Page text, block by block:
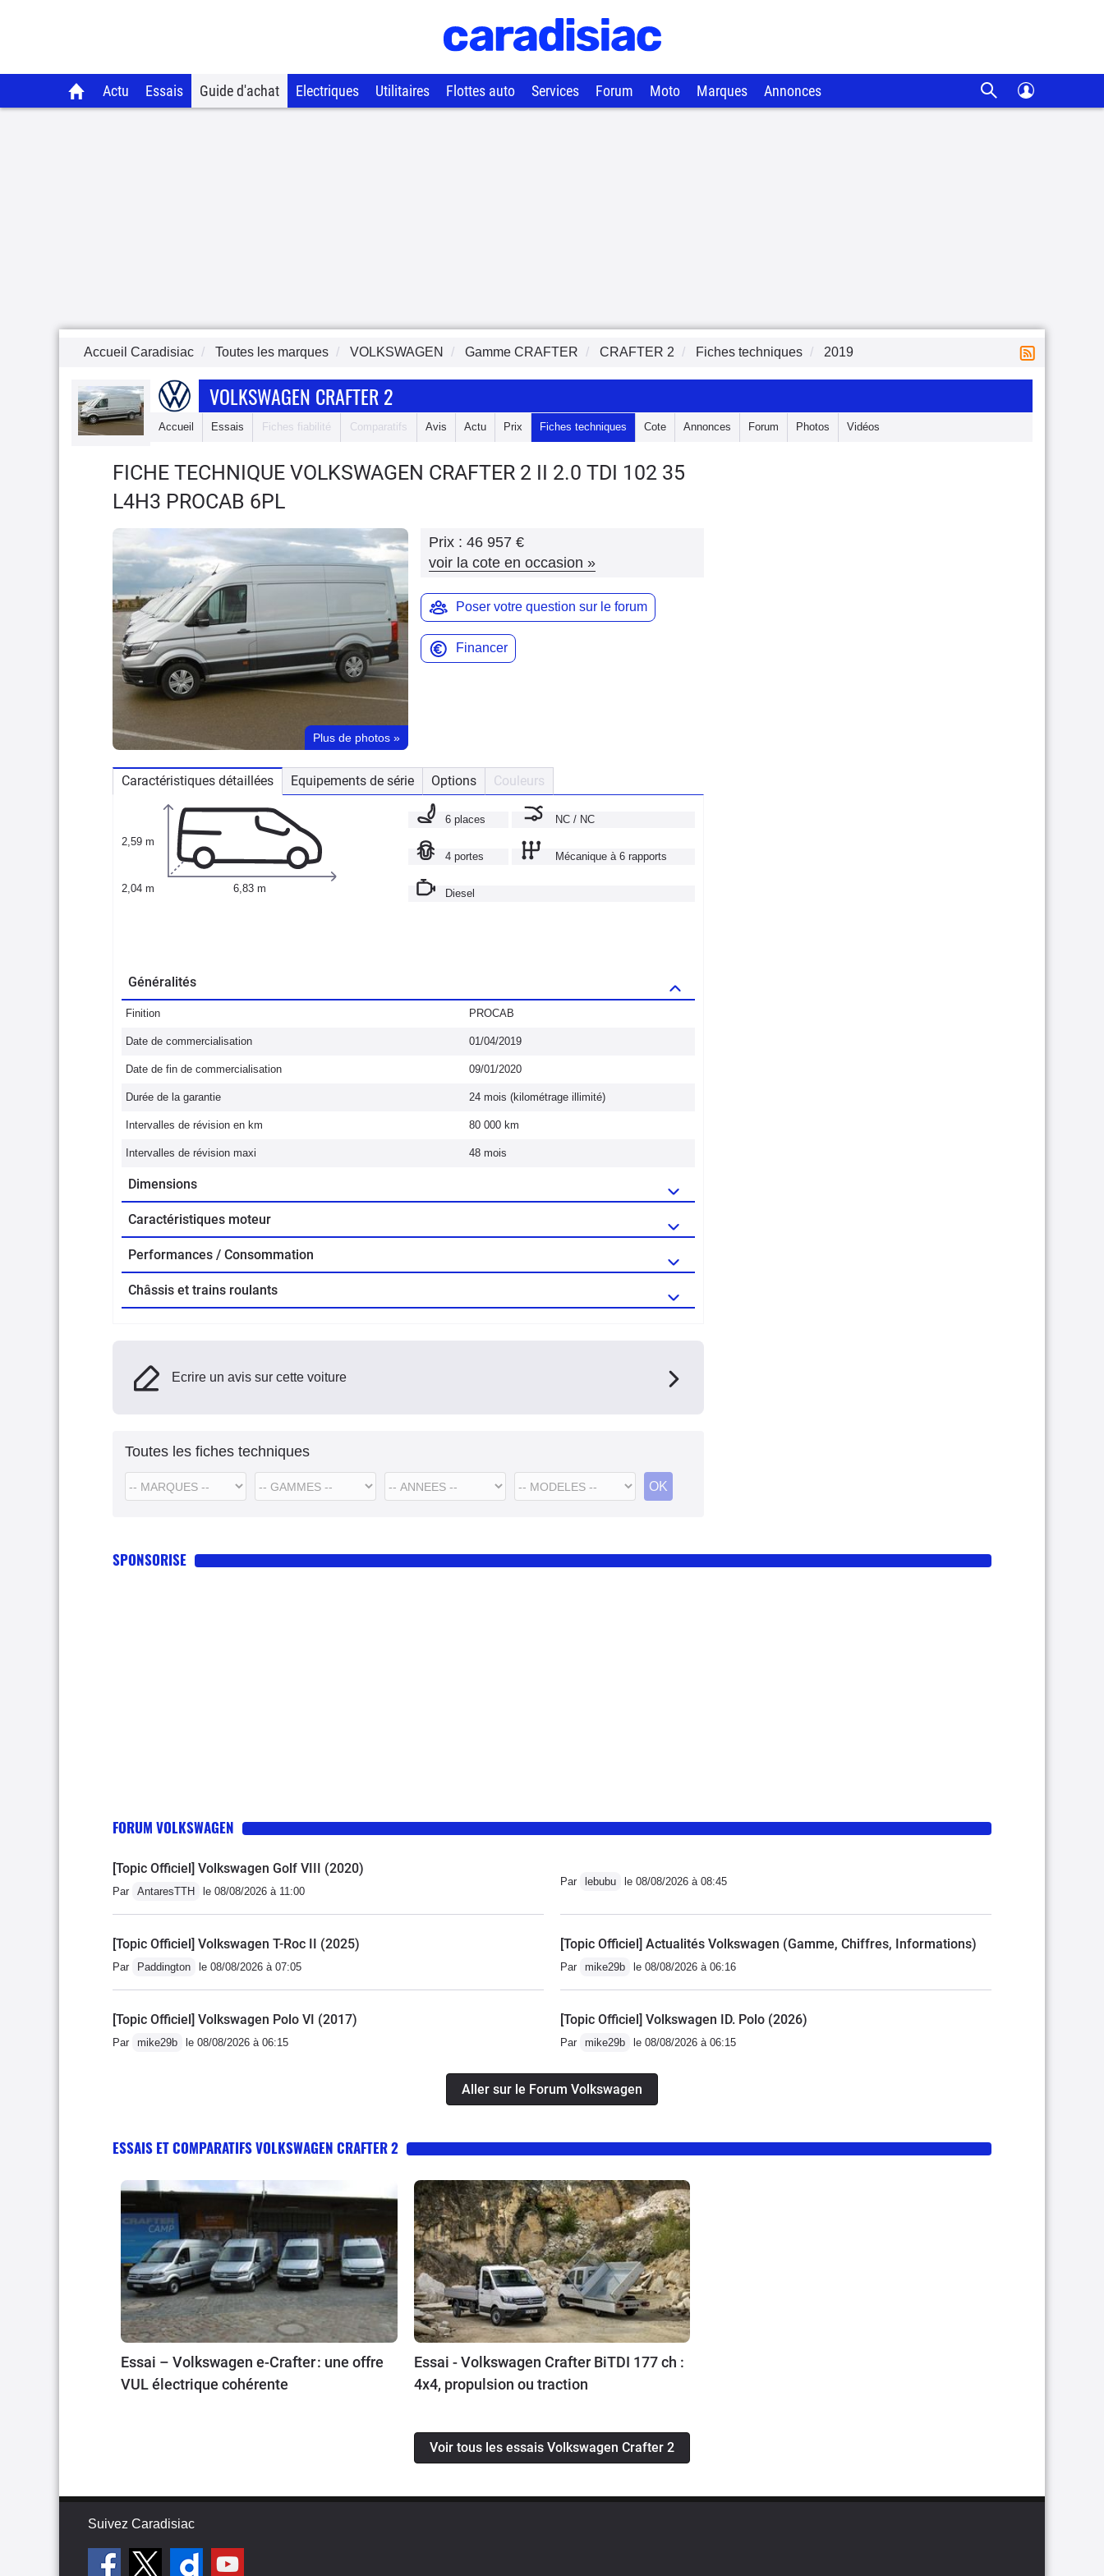
Actu Essais Guide d'achat Electriques Utilitaires Flottes auto Services Forum Moto Marques Annonces
Accueil Caradisiac Toutes les marques VOLKSWAGEN Gamme CRAFTER CRAFTER 2 Fiches techniques 2019
VOLKSWAGEN CRAFTER 2
Accueil Essais Fiches fiabilité Comparatifs Avis Actu Prix Fiches techniques Cote Annonces Forum Photos Vidéos
FICHE TECHNIQUE VOLKSWAGEN CRAFTER 2 II 2.0 TDI 102 35
L4H3 PROCAB 6PL
Plus de photos »
Prix : 46 957 €
voir la cote en occasion »
Poser votre question sur le forum
Financer
Caractéristiques détaillées Equipements de série Options Couleurs
2,59 m
2,04 m 6,83 m
6 places NC / NC
4 portes Mécanique à 6 rapports
Diesel
Généralités
Finition PROCAB
Date de commercialisation 01/04/2019
Date de fin de commercialisation 09/01/2020
Durée de la garantie 24 mois (kilométrage illimité)
Intervalles de révision en km 80 000 km
Intervalles de révision maxi 48 mois
Dimensions
Caractéristiques moteur
Performances / Consommation
Châssis et trains roulants
Ecrire un avis sur cette voiture
Toutes les fiches techniques
SPONSORISE
FORUM VOLKSWAGEN
[Topic Officiel] Volkswagen Golf VIII (2020)
Par AntaresTTH le 08/08/2026 à 11:00
Par lebubu le 08/08/2026 à 08:45
[Topic Officiel] Volkswagen T-Roc II (2025)
Par Paddington le 08/08/2026 à 07:05
[Topic Officiel] Actualités Volkswagen (Gamme, Chiffres, Informations)
Par mike29b le 08/08/2026 à 06:16
[Topic Officiel] Volkswagen Polo VI (2017)
Par mike29b le 08/08/2026 à 06:15
[Topic Officiel] Volkswagen ID. Polo (2026)
Par mike29b le 08/08/2026 à 06:15
Aller sur le Forum Volkswagen
ESSAIS ET COMPARATIFS VOLKSWAGEN CRAFTER 2
Essai – Volkswagen e-Crafter : une offre
VUL électrique cohérente
Essai - Volkswagen Crafter BiTDI 177 ch :
4x4, propulsion ou traction
Voir tous les essais Volkswagen Crafter 2
Suivez Caradisiac